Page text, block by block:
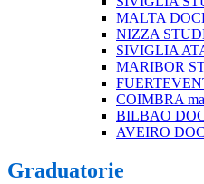
MALTA
NIZZA
SIVIGLIA
MARIBOR
COIMBRA
BILBAO
AVEIRO
Graduatorie